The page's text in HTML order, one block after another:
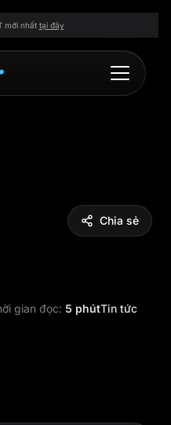
mới nhất tại đây
Chia sẻ
gian đọc: 5 phútTin tức